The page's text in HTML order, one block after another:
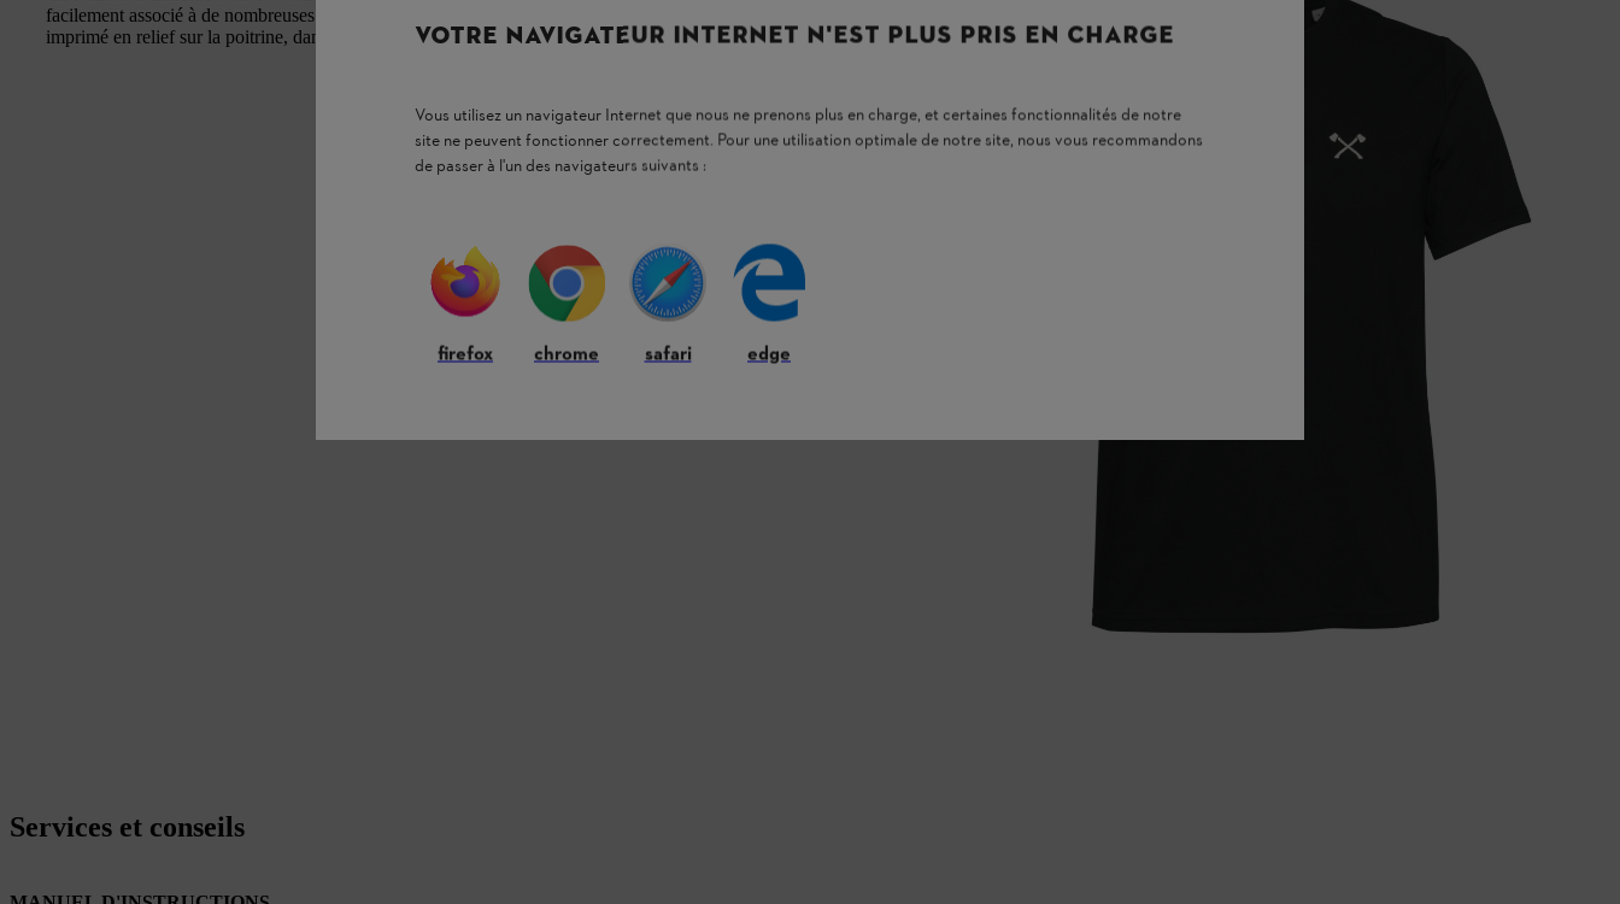
facilement associé à de nombreuses pièces de votre garde-robe. Un logo représentant des haches croisées est
imprimé en relief sur la poitrine, dans une couleur contrastée.
Services et conseils
VOTRE NAVIGATEUR INTERNET N'EST PLUS PRIS EN CHARGE
Vous utilisez un navigateur Internet que nous ne prenons plus en charge, et certaines fonctionnalités de notre
site ne peuvent fonctionner correctement. Pour une utilisation optimale de notre site, nous vous recommandons
de passer à l'un des navigateurs suivants :
firefox chrome safari edge